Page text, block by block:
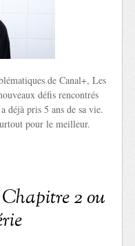
de Canal+, Les
défis rencontrés
déjà pris 5 ans de sa vie.
pour le meilleur.
2 ou